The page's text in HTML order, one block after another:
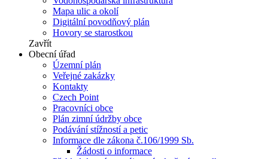
Mapa ulic a okolí
Digitální povodňový plán
Hovory se starostkou
Zavřít
Obecní úřad
Územní plán
Veřejné zakázky
Kontakty
Czech Point
Pracovníci obce
Plán zimní údržby obce
Podávání stížností a petic
Informace dle zákona č.106/1999 Sb.
Žádosti o informace